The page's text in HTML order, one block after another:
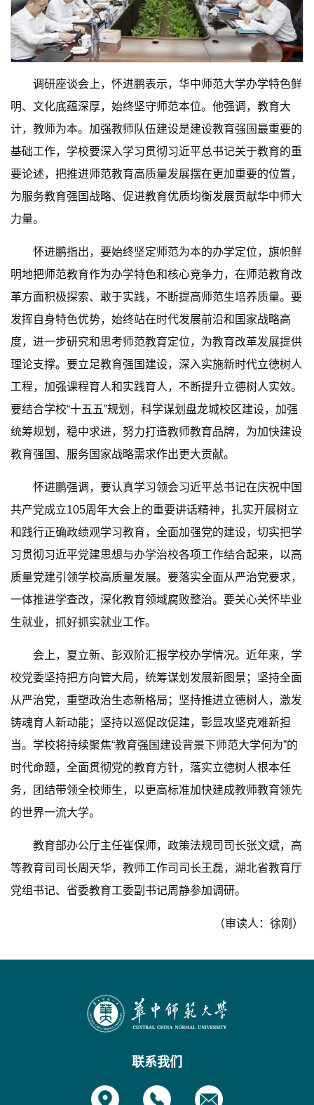
调研座谈会上，怀进鹏表示，华中师范大学办学特色鲜
明、文化底蕴深厚，始终坚守师范本位。他强调，教育大
计，教师为本。加强教师队伍建设是建设教育强国最重要的
基础工作，学校要深入学习贯彻习近平总书记关于教育的重
要论述，把推进师范教育高质量发展摆在更加重要的位置，
为服务教育强国战略、促进教育优质均衡发展贡献华中师大
力量。
怀进鹏指出，要始终坚定师范为本的办学定位，旗帜鲜
明地把师范教育作为办学特色和核心竞争力，在师范教育改
革方面积极探索、敢于实践，不断提高师范生培养质量。要
发挥自身特色优势，始终站在时代发展前沿和国家战略高
度，进一步研究和思考师范教育定位，为教育改革发展提供
理论支撑。要立足教育强国建设，深入实施新时代立德树人
工程，加强课程育人和实践育人，不断提升立德树人实效。
要结合学校“十五五”规划，科学谋划盘龙城校区建设，加强
统筹规划，稳中求进，努力打造教师教育品牌，为加快建设
教育强国、服务国家战略需求作出更大贡献。
怀进鹏强调，要认真学习领会习近平总书记在庆祝中国
共产党成立105周年大会上的重要讲话精神，扎实开展树立
和践行正确政绩观学习教育，全面加强党的建设，切实把学
习贯彻习近平党建思想与办学治校各项工作结合起来，以高
质量党建引领学校高质量发展。要落实全面从严治党要求，
一体推进学查改，深化教育领域腐败整治。要关心关怀毕业
生就业，抓好抓实就业工作。
会上，夏立新、彭双阶汇报学校办学情况。近年来，学
校党委坚持把方向管大局，统筹谋划发展新图景；坚持全面
从严治党，重塑政治生态新格局；坚持推进立德树人，激发
铸魂育人新动能；坚持以巡促改促建，彰显攻坚克难新担
当。学校将持续聚焦“教育强国建设背景下师范大学何为”的
时代命题，全面贯彻党的教育方针，落实立德树人根本任
务，团结带领全校师生，以更高标准加快建成教师教育领先
的世界一流大学。
教育部办公厅主任崔保师，政策法规司司长张文斌，高
等教育司司长周天华，教师工作司司长王磊，湖北省教育厅
党组书记、省委教育工委副书记周静参加调研。
（审读人：徐刚）
联系我们